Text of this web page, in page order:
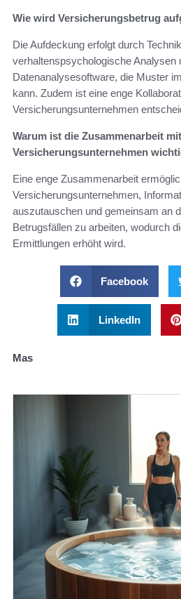
Wie wird Versicherungsbetrug
Die Aufdeckung erfolgt durch
verhaltenspsychologische Analysen
Datenanalysesoftware, die Muster
kann. Zudem ist eine enge
Versicherungsunternehmen
Warum ist die Zusammenarbeit mit
Versicherungsunternehmen
Eine enge Zusammenarbeit
Versicherungsunternehmen,
auszutauschen und gemeinsam an
Betrugsfällen zu arbeiten, wodurch
Ermittlungen erhöht wird.
Facebook
LinkedIn
Mas